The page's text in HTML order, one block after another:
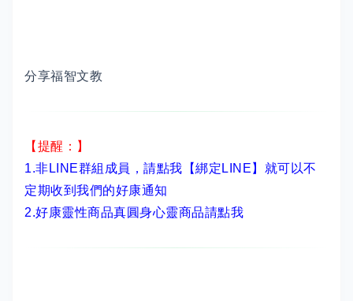
分享福智文教
【提醒：】
1.非LINE群組成員， 請點我【綁定LINE】 就可以不
定期收到我們的好康通知
2.好康靈性商品真圓身心靈商品請點我